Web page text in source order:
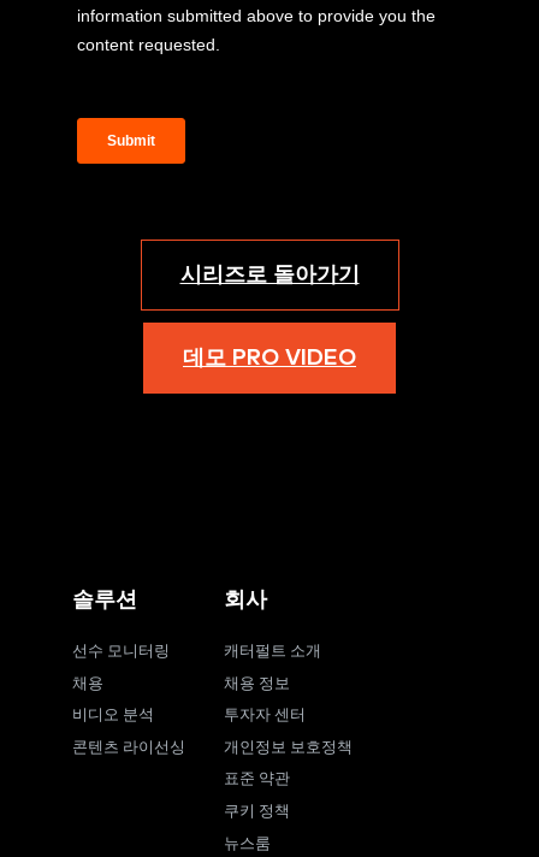
시리즈로 돌아가기
데모 PRO VIDEO
솔루션
선수 모니터링
채용
비디오 분석
콘텐츠 라이선싱
회사
캐터펄트 소개
채용 정보
투자자 센터
개인정보 보호정책
표준 약관
쿠키 정책
뉴스룸